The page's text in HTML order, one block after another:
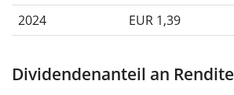
2024
EUR 1,39
Dividendenanteil an Rendite